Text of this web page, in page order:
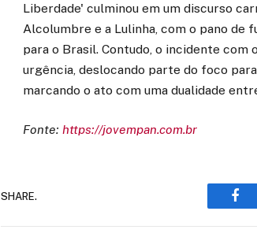
Liberdade' culminou em um discurso
Alcolumbre e a Lulinha, com o pano de
para o Brasil. Contudo, o incidente
urgência, deslocando parte do foco
marcando o ato com uma dualidade
Fonte: https://jovempan.com.br
SHARE.